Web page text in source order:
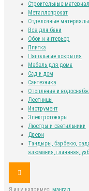
Строительные
Металлопрокат
Отделочные материалы
Все для бани
Обои и интерьер
Плитка
Напольные покрытия
Мебель для дома
Сад и дом
Сантехника
Отопление и
Лестницы
Инструмент
Электротовары
Люстры и светильники
Двери
Тандыры, барбекю,
алюминия, глиняная,
Я ищу, например, мангал